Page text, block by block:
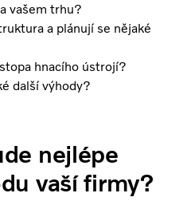
vašem trhu?
a plánují se nějaké
hnacího ústrojí?
další výhody?
nejlépe
vaší firmy?